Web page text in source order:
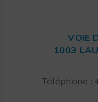
VOIE
1003
Téléphone :